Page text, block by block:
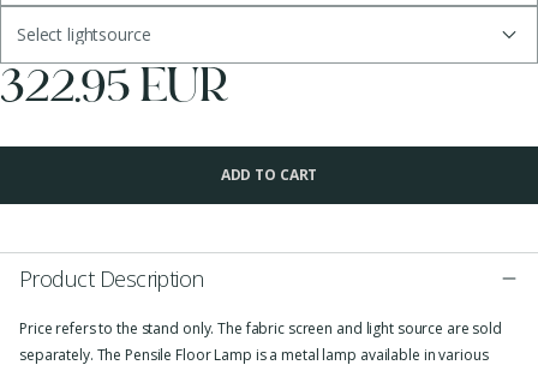
Select lightsource
322.95 EUR
ADD TO CART
Product Description
Price refers to the stand only. The fabric screen and light source are sold
separately. The Pensile Floor Lamp is a metal lamp available in various